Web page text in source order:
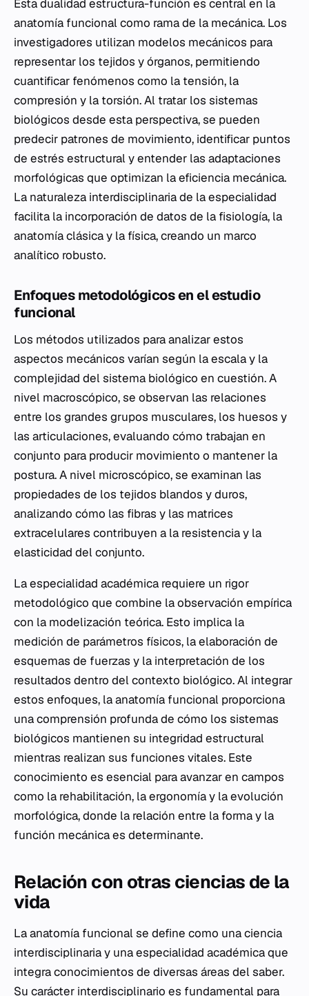
Esta dualidad estructura-función es central en la
anatomía funcional como rama de la mecánica. Los
investigadores utilizan modelos mecánicos para
representar los tejidos y órganos, permitiendo
cuantificar fenómenos como la tensión, la
compresión y la torsión. Al tratar los sistemas
biológicos desde esta perspectiva, se pueden
predecir patrones de movimiento, identificar puntos
de estrés estructural y entender las adaptaciones
morfológicas que optimizan la eficiencia mecánica.
La naturaleza interdisciplinaria de la especialidad
facilita la incorporación de datos de la fisiología, la
anatomía clásica y la física, creando un marco
analítico robusto.
Enfoques metodológicos en el estudio
funcional
Los métodos utilizados para analizar estos
aspectos mecánicos varían según la escala y la
complejidad del sistema biológico en cuestión. A
nivel macroscópico, se observan las relaciones
entre los grandes grupos musculares, los huesos y
las articulaciones, evaluando cómo trabajan en
conjunto para producir movimiento o mantener la
postura. A nivel microscópico, se examinan las
propiedades de los tejidos blandos y duros,
analizando cómo las fibras y las matrices
extracelulares contribuyen a la resistencia y la
elasticidad del conjunto.
La especialidad académica requiere un rigor
metodológico que combine la observación empírica
con la modelización teórica. Esto implica la
medición de parámetros físicos, la elaboración de
esquemas de fuerzas y la interpretación de los
resultados dentro del contexto biológico. Al integrar
estos enfoques, la anatomía funcional proporciona
una comprensión profunda de cómo los sistemas
biológicos mantienen su integridad estructural
mientras realizan sus funciones vitales. Este
conocimiento es esencial para avanzar en campos
como la rehabilitación, la ergonomía y la evolución
morfológica, donde la relación entre la forma y la
función mecánica es determinante.
Relación con otras ciencias de la
vida
La anatomía funcional se define como una ciencia
interdisciplinaria y una especialidad académica que
integra conocimientos de diversas áreas del saber.
Su carácter interdisciplinario es fundamental para